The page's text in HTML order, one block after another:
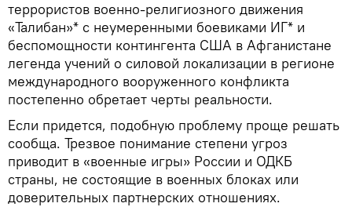
террористов военно-религиозного движения
«Талибан»* с неумеренными боевиками ИГ* и
беспомощности контингента США в Афганистане
легенда учений о силовой локализации в регионе
международного вооруженного конфликта
постепенно обретает черты реальности.
Если придется, подобную проблему проще решать
сообща. Трезвое понимание степени угроз
приводит в «военные игры» России и ОДКБ
страны, не состоящие в военных блоках или
доверительных партнерских отношениях.